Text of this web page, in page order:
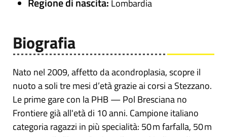
Lombardia
Biografia
Nato nel 2009, affetto da acondroplasia, scopre il
nuoto a soli tre mesi d’età grazie ai corsi a Stezzano.
Le prime gare con la PHB — Pol Bresciana no
Frontiere già all'età di 10 anni. Campione italiano
categoria ragazzi in più specialità: 50 m farfalla, 50 m